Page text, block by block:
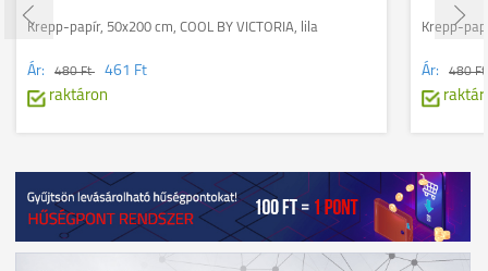
Krepp-papír, 50x200 cm, COOL BY VICTORIA, lila
Ár: 480 Ft
461 Ft
raktáron
Krepp-
Ár: 480 Ft